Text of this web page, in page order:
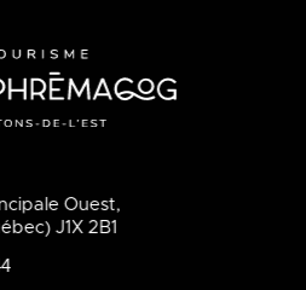
Ouest,
J1X 2B1